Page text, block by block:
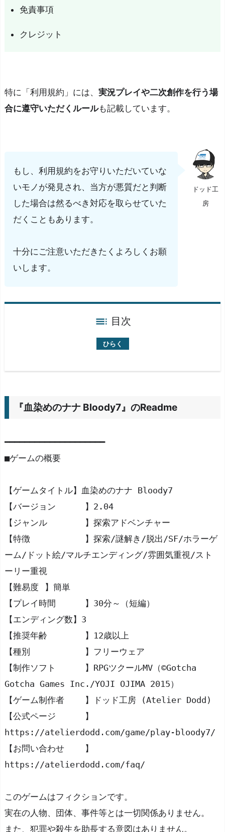
免責事項
クレジット
特に「利用規約」には、 実況プレイや二次創作を行う場
合に遵守いただくルールも記載しています。
ドッド工
房
もし、利用規約をお守りいただいていな
いモノが発見され、当方が悪質だと判断
した場合は然るべき対応を取らせていた
だくこともあります。
十分にご注意いただきたくよろしくお願
いします。
目次
の
o
d
y
の
a
d
m
e
染
め
の
ナ
l
o
d
y
7』
『血染めのナナ Bloody7』のReadme
━━━━━━━━━━━━━━━━━━━━
■ゲームの概要
【ゲームタイトル】血染めのナナ Bloody7
【バージョン	】2.04
【ジャンル	】探索アドベンチャー
【特徴		】探索/謎解き/脱出/SF/ホラーゲ
ーム/ドット絵/マルチエンディング/雰囲気重視/スト
ーリー重視
【難易度	】簡単
【プレイ時間	】30分～（短編）
【エンディング数】3
【推奨年齢	】12歳以上
【種別		】フリーウェア
【制作ソフト	】RPGツクールMV（©Gotcha
Gotcha Games Inc./YOJI OJIMA 2015）
【ゲーム制作者	】ドッド工房 (Atelier Dodd)
【公式ページ	】
https://atelierdodd.com/game/play-bloody7/
【お問い合わせ	】
https://atelierdodd.com/faq/
このゲームはフィクションです。
実在の人物、団体、事件等とは一切関係ありません。
また、犯罪や殺生を助長する意図はありません。